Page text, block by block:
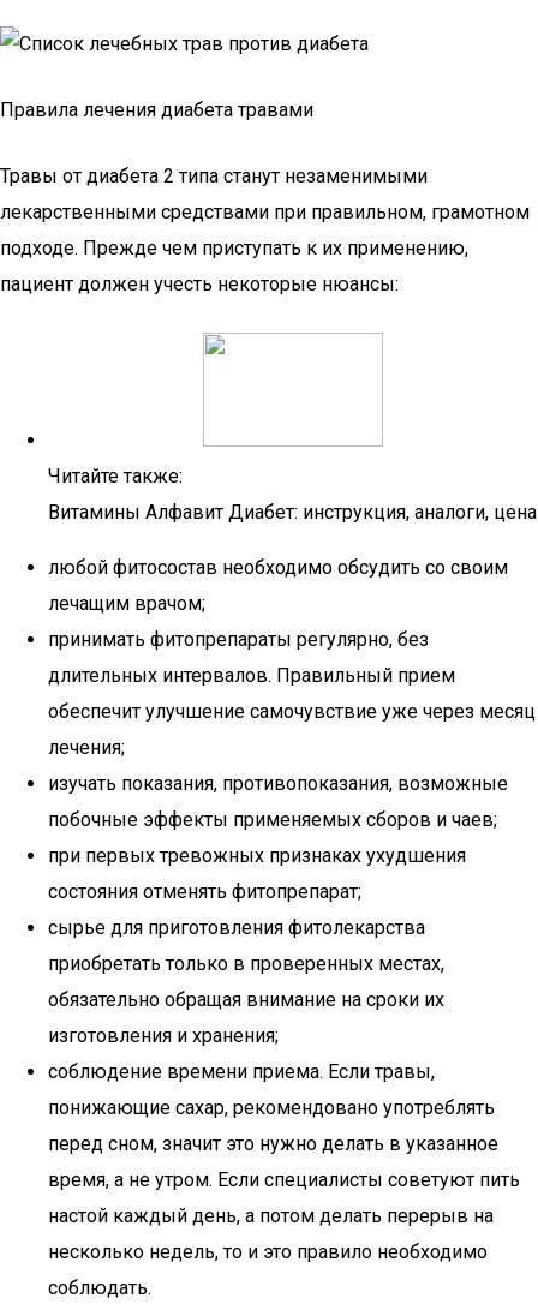
Правила лечения диабета травами
Травы от диабета 2 типа станут незаменимыми
лекарственными средствами при правильном, грамотном
подходе. Прежде чем приступать к их применению,
пациент должен учесть некоторые нюансы:
Читайте также:
Витамины Алфавит Диабет: инструкция, аналоги, цена
любой фитосостав необходимо обсудить со своим
лечащим врачом;
принимать фитопрепараты регулярно, без
длительных интервалов. Правильный прием
обеспечит улучшение самочувствие уже через месяц
лечения;
изучать показания, противопоказания, возможные
побочные эффекты применяемых сборов и чаев;
при первых тревожных признаках ухудшения
состояния отменять фитопрепарат;
сырье для приготовления фитолекарства
приобретать только в проверенных местах,
обязательно обращая внимание на сроки их
изготовления и хранения;
соблюдение времени приема. Если травы,
понижающие сахар, рекомендовано употреблять
перед сном, значит это нужно делать в указанное
время, а не утром. Если специалисты советуют пить
настой каждый день, а потом делать перерыв на
несколько недель, то и это правило необходимо
соблюдать.